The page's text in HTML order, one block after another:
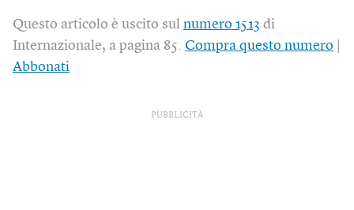
Questo articolo è uscito sul numero 1513 di
Internazionale, a pagina 85. Compra questo numero
Abbonati
PUBBLICITÀ